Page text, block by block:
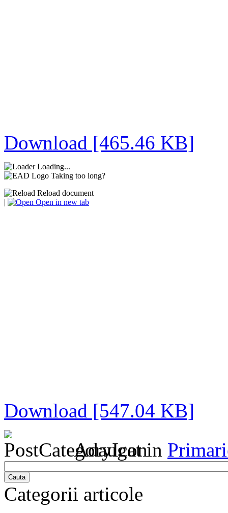
Download [465.46 KB]
Loading...
Taking too long?
Reload document
|
Open in new tab
Download [547.04 KB]
Adaugat in
Cauta
Categorii articole